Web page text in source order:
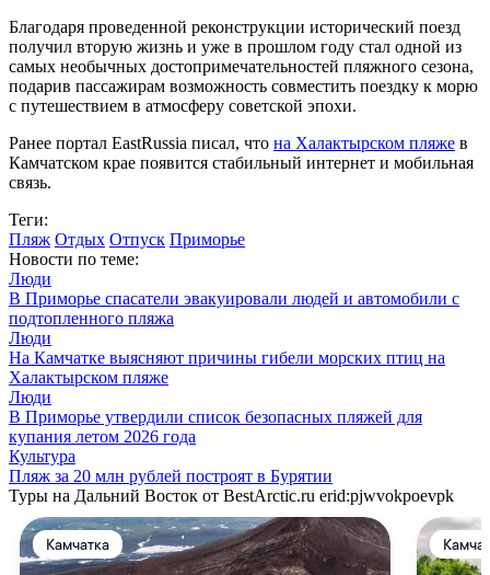
Благодаря проведенной реконструкции исторический поезд
получил вторую жизнь и уже в прошлом году стал одной из
самых необычных достопримечательностей пляжного сезона,
подарив пассажирам возможность совместить поездку к морю
с путешествием в атмосферу советской эпохи.
Ранее портал EastRussia писал, что на Халактырском пляже в
Камчатском крае появится стабильный интернет и мобильная
связь.
Теги:
Пляж Отдых Отпуск Приморье
Новости по теме:
Люди
В Приморье спасатели эвакуировали людей и автомобили с
подтопленного пляжа
Люди
На Камчатке выясняют причины гибели морских птиц на
Халактырском пляже
Люди
В Приморье утвердили список безопасных пляжей для
купания летом 2026 года
Культура
Пляж за 20 млн рублей построят в Бурятии
Туры на Дальний Восток от BestArctic.ru erid:pjwvokpoevpk